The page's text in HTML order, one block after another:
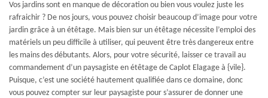
Vos jardins sont en manque de décoration ou bien vous voulez juste les
rafraichir ? De nos jours, vous pouvez choisir beaucoup d’image pour votre
jardin grâce à un étêtage. Mais bien sur un étêtage nécessite l’emploi des
matériels un peu difficile à utiliser, qui peuvent être très dangereux entre
les mains des débutants. Alors, pour votre sécurité, laisser ce travail au
commandement d’un paysagiste en étêtage de Caplot Elagage à {vile}.
Puisque, c’est une société hautement qualifiée dans ce domaine, donc
vous pouvez compter sur leur paysagiste pour s’assurer de donner une